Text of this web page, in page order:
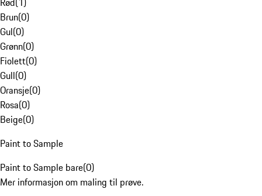
Brun(0)
Gul(0)
Grønn(0)
Fiolett(0)
Gull(0)
Oransje(0)
Rosa(0)
Beige(0)
Paint to Sample
Paint to Sample bare(0)
Mer informasjon om maling til prøve.